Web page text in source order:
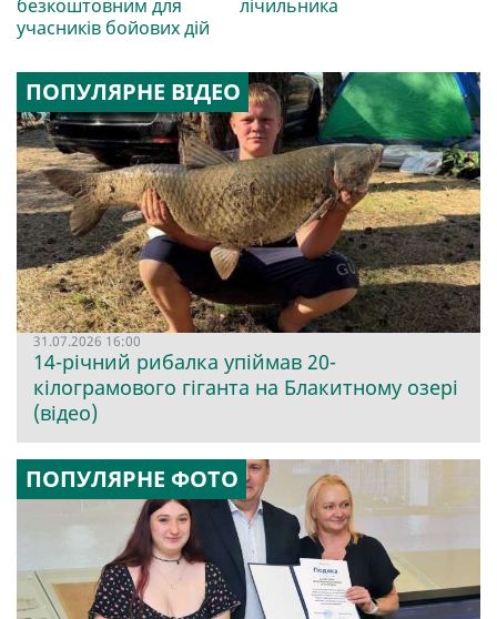
безкоштовним для
учасників бойових дій
лічильника
ПОПУЛЯРНЕ ВІДЕО
31.07.2026 16:00
14-річний рибалка упіймав 20-
кілограмового гіганта на Блакитному озері
(відео)
ПОПУЛЯРНЕ ФОТО